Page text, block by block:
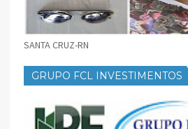
SANTA CRUZ-RN
GRUPO FCL INVESTIMENTOS